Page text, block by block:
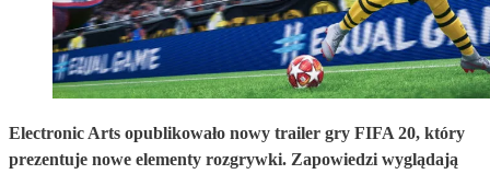
Electronic Arts opublikowało nowy trailer gry FIFA 20, który
prezentuje nowe elementy rozgrywki. Zapowiedzi wyglądają